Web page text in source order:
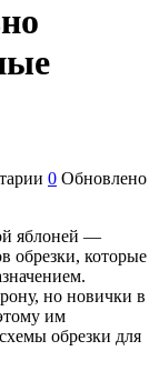
0 Обновлено
яблоней —
обрезки, которые
но новички в
им
обрезки для